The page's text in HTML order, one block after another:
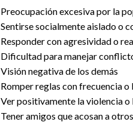
Preocupación excesiva por la
Sentirse socialmente aislado o
Responder con agresividad o
Dificultad para manejar
Visión negativa de los demás
Romper reglas con frecuencia
Ver positivamente la violencia o
Tener amigos que acosan a otros